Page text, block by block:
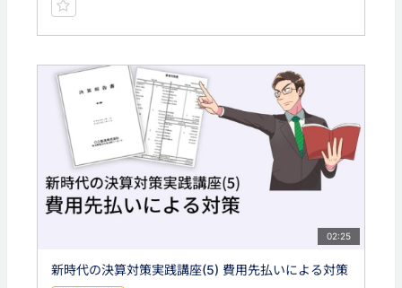
02:25
新時代の決算対策実践講座(5) 費用先払いによる対策